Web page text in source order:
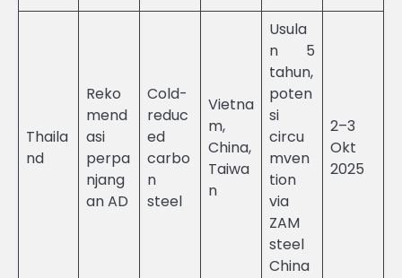
Thaila
nd
Reko
mend
asi
perpa
njang
an AD
Cold-
reduc
ed
carbo
n
steel
Vietna
m,
China,
Taiwa
n
Usula
n 5
tahun,
poten
si
circu
mven
tion
via
ZAM
steel
China
2–3
Okt
2025